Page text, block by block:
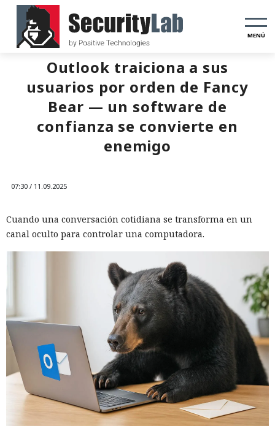
MENÚ
Outlook traiciona a sus
usuarios por orden de Fancy
Bear — un software de
confianza se convierte en
enemigo
07:30 / 11.09.2025
Cuando una conversación cotidiana se transforma en un
canal oculto para controlar una computadora.